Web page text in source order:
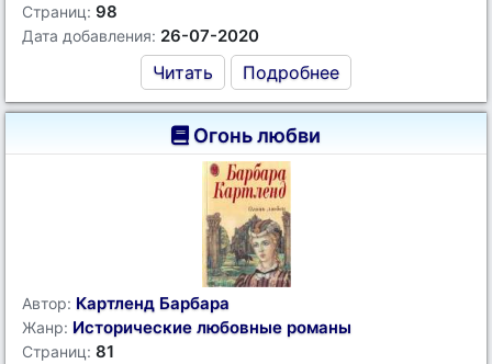
Страниц: 98
Дата добавления: 26-07-2020
Читать Подробнее
Огонь любви
Автор: Картленд Барбара
Жанр: Исторические любовные романы
Страниц: 81